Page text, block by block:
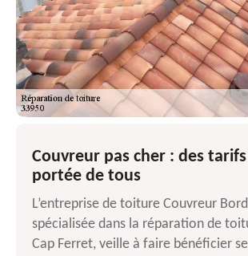
Couvreur pas cher : des
portée de tous
L’entreprise de toiture Couvreur
spécialisée dans la réparation de
Cap Ferret, veille à faire bénéficier